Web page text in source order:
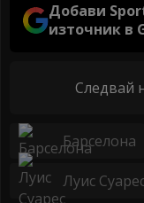
Добави
източник в
Следвай
Барселона
Луис